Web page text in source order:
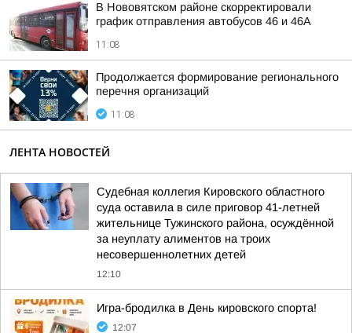
В Нововятском районе скорректировали
график отправления автобусов 46 и 46А
11:08
Продолжается формирование регионального
перечня организаций
11:08
ЛЕНТА НОВОСТЕЙ
Судебная коллегия Кировского областного
суда оставила в силе приговор 41-летней
жительнице Тужинского района, осуждённой
за неуплату алиментов на троих
несовершеннолетних детей
12:10
Игра-бродилка в День кировского спорта!
12:07